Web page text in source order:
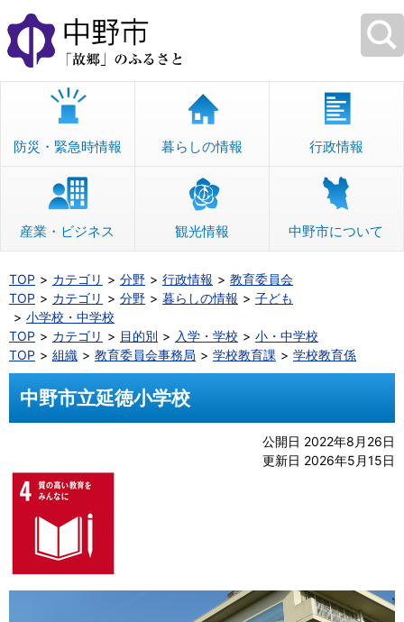
本
文
へ
移
防災・緊急時情報 暮らしの情報 行政情報
産業・ビジネス 観光情報 中野市について
TOP カテゴリ 分野 行政情報
教育委員会
TOP
カテゴリ 分野 暮らしの情報
子ども
小学校・中学校
TOP
カテゴリ 目的別 入学・学校
小・中学校
TOP
組織 教育委員会事務局 学校教育課 学校教育係
中野市立延徳小学校
公開日 2022年8月26日
更新日 2026年5月15日